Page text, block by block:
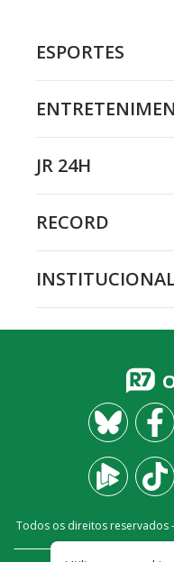
ESPORTES
JR 24H
RECORD
Todos os direitos reservados